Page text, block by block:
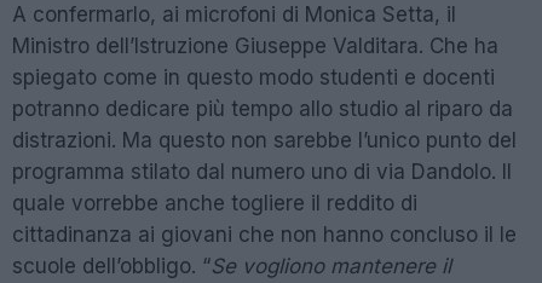
A confermarlo, ai microfoni di Monica Setta, il
Ministro dell’Istruzione Giuseppe Valditara. Che ha
spiegato come in questo modo studenti e docenti
potranno dedicare più tempo allo studio al riparo da
distrazioni. Ma questo non sarebbe l’unico punto del
programma stilato dal numero uno di via Dandolo. Il
quale vorrebbe anche togliere il reddito di
cittadinanza ai giovani che non hanno concluso il le
scuole dell’obbligo. “Se vogliono mantenere il